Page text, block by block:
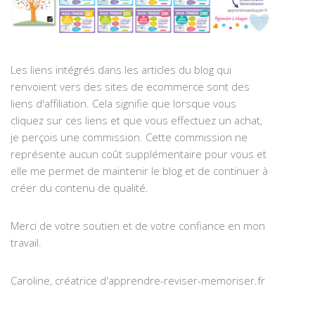
Les liens intégrés dans les articles du blog qui
renvoient vers des sites de ecommerce sont des
liens d'affiliation. Cela signifie que lorsque vous
cliquez sur ces liens et que vous effectuez un achat,
je perçois une commission. Cette commission ne
représente aucun coût supplémentaire pour vous et
elle me permet de maintenir le blog et de continuer à
créer du contenu de qualité.
Merci de votre soutien et de votre confiance en mon
travail.
Caroline, créatrice d'apprendre-reviser-memoriser.fr